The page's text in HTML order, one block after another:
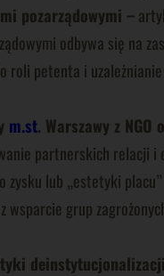
pozarządowymi –
odbywa się na
roli petenta i
m.st. Warszawy z
partnerskich relacji
lub „estetyki
grup